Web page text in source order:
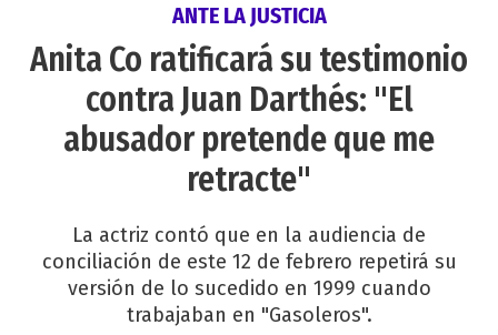
ANTE LA JUSTICIA
Anita Co ratificará su testimonio
contra Juan Darthés: "El
abusador pretende que me
retracte"
La actriz contó que en la audiencia de
conciliación de este 12 de febrero repetirá su
versión de lo sucedido en 1999 cuando
trabajaban en "Gasoleros".